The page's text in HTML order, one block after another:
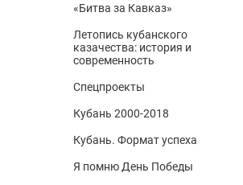
«Битва за Кавказ»
Летопись кубанского
казачества: история и
современность
Спецпроекты
Кубань 2000-2018
Кубань. Формат успеха
Я помню День Победы